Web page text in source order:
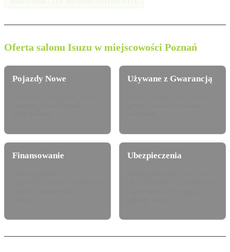
Oferta salonu Isuzu w miejscowości Poznań
Pojazdy Nowe Używane z Gwarancją
Finansowanie Ubezpieczenia